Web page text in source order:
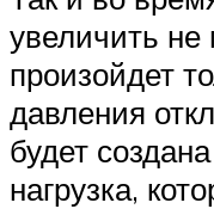
увеличить не
произойдет
давления
будет
нагрузка,